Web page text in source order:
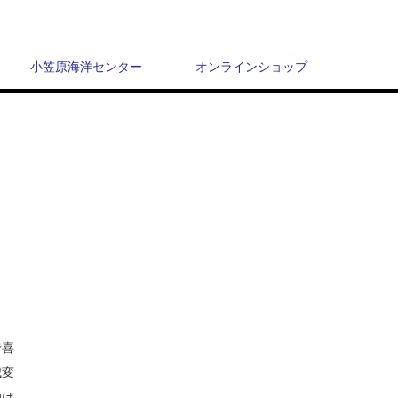
小笠原海洋センター オンラインショップ